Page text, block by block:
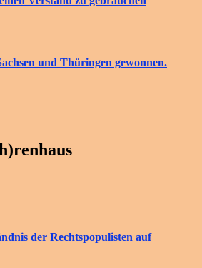
und Thüringen gewonnen.
der Rechtspopulisten auf